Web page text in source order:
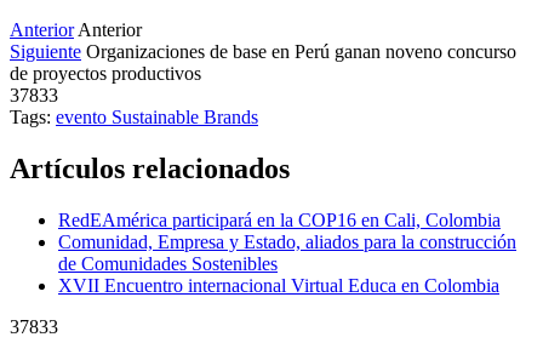
Anterior Anterior
Siguiente Organizaciones de base en Perú ganan noveno concurso
de proyectos productivos
37833
Tags: evento Sustainable Brands
Artículos relacionados
RedEAmérica participará en la COP16 en Cali, Colombia
Comunidad, Empresa y Estado, aliados para la construcción
de Comunidades Sostenibles
XVII Encuentro internacional Virtual Educa en Colombia
37833